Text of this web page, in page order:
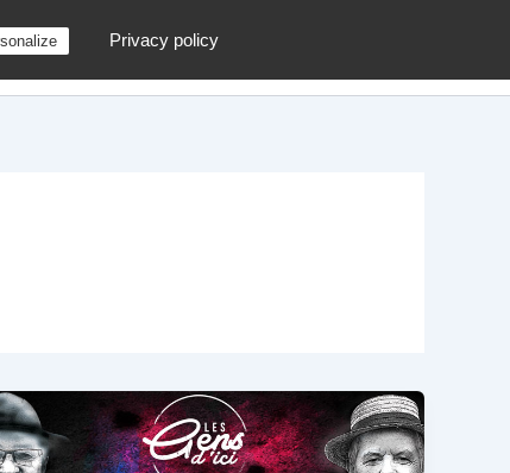
Contactez moi ! Archives
Privacy policy